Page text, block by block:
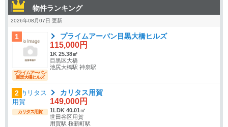
物件ランキング
2026年08月07日 更新
1
プライムアーバン
目黒大橋ヒルズ
プライムアーバン目黒大橋ヒルズ
115,000円
1K 25.38㎡
目黒区大橋
池尻大橋駅 神泉駅
2
カリタス用賀
カリタス用賀
149,000円
1LDK 40.01㎡
世田谷区用賀
用賀駅 桜新町駅